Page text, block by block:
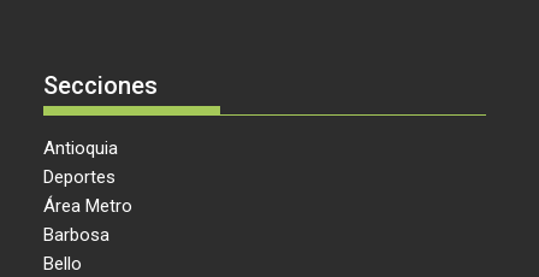
Secciones
Antioquia
Deportes
Área Metro
Barbosa
Bello